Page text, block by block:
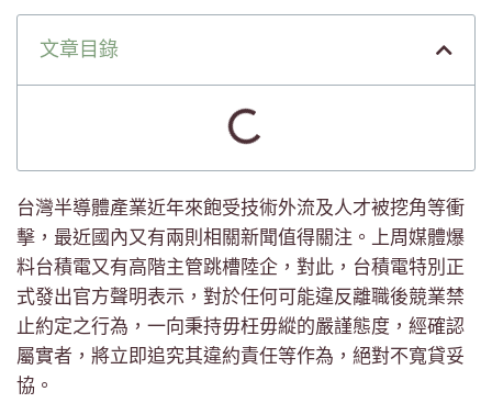
文章目錄
台灣半導體產業近年來飽受技術外流及人才被挖角等衝
擊，最近國內又有兩則相關新聞值得關注。上周媒體爆
料台積電又有高階主管跳槽陸企，對此，台積電特別正
式發出官方聲明表示，對於任何可能違反離職後競業禁
止約定之行為，一向秉持毋枉毋縱的嚴謹態度，經確認
屬實者，將立即追究其違約責任等作為，絕對不寬貸妥
協。